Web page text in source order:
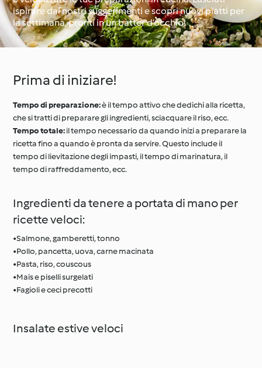
Il giro del mondo con
Cookidoo®
Impara con
Cookidoo®
ispirare dai nostri suggerimenti e scopri nuovi piatti per
la settimana, pronti in un batter d’occhio!
Prima di iniziare!
Tempo di preparazione:è il tempo attivo che dedichi alla ricetta,
che si tratti di preparare gli ingredienti, sciacquare il riso, ecc.
Tempo totale:il tempo necessario da quando inizi a preparare la
ricetta fino a quando è pronta da servire. Questo include il
tempo di lievitazione degli impasti, il tempo di marinatura, il
tempo di raffreddamento, ecc.
Ingredienti da tenere a portata di mano per
ricette veloci:
•Salmone, gamberetti, tonno
•Pollo, pancetta, uova, carne macinata
•Pasta, riso, couscous
•Mais e piselli surgelati
•Fagioli e ceci precotti
Insalate estive veloci